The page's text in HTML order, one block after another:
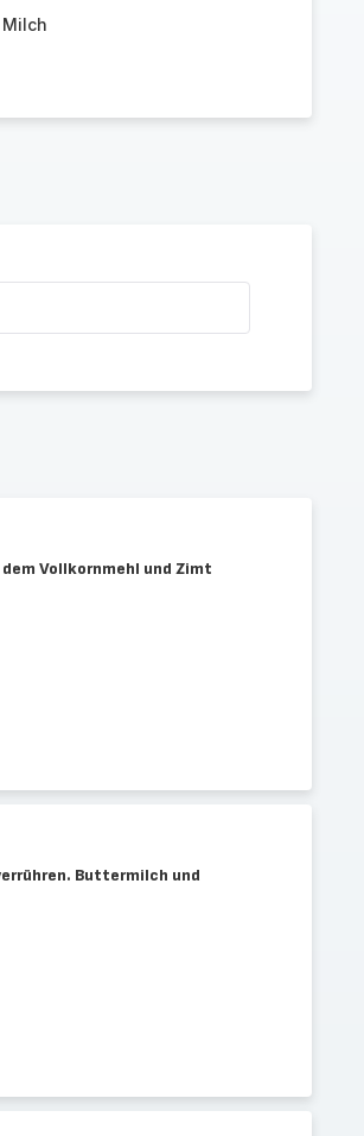
Milch
Vollkornmehl und Zimt
Buttermilch und